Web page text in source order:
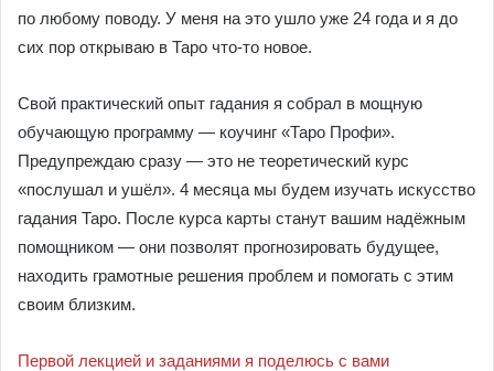
по любому поводу. У меня на это ушло уже 24 года и я до
сих пор открываю в Таро что-то новое.
Свой практический опыт гадания я собрал в мощную
обучающую программу — коучинг «Таро Профи».
Предупреждаю сразу — это не теоретический курс
«послушал и ушёл». 4 месяца мы будем изучать искусство
гадания Таро. После курса карты станут вашим надёжным
помощником — они позволят прогнозировать будущее,
находить грамотные решения проблем и помогать с этим
своим близким.
Первой лекцией и заданиями я поделюсь с вами